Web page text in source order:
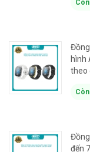
hình
theo
đến